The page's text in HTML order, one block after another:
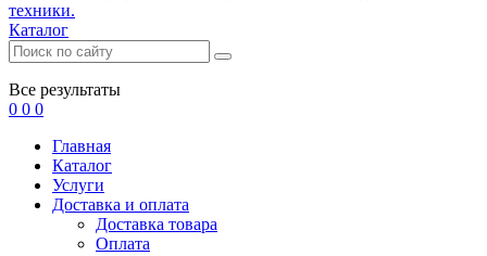
техники.
Каталог
Все результаты
0 0 0
Главная
Каталог
Услуги
Доставка и оплата
Доставка товара
Оплата